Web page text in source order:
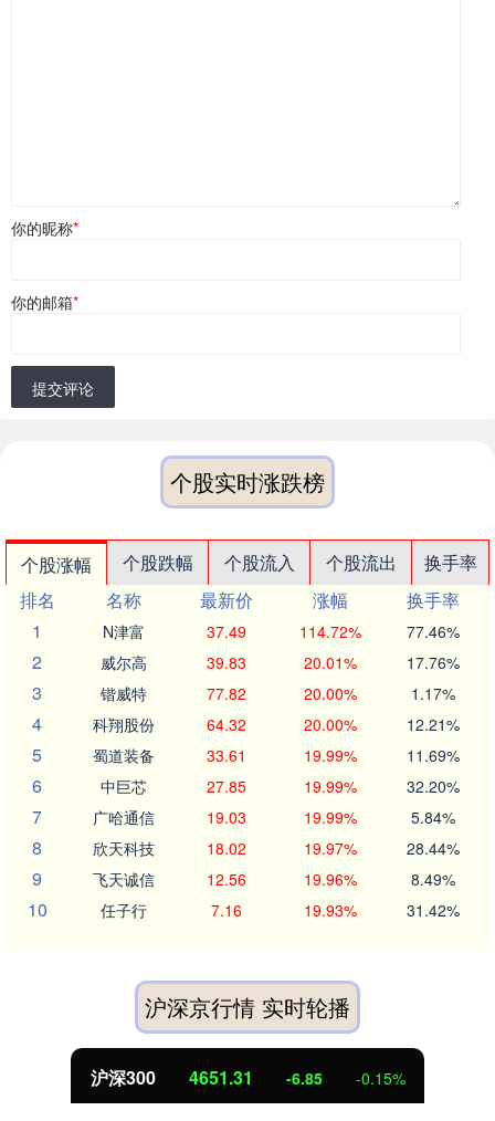
你的昵称*
你的邮箱*
提交评论
个股实时涨跌榜
个股涨幅 个股跌幅 个股流入 个股流出
换手率
排名
名称 最新价 涨幅
换手率
1
N津富 37.49 114.72% 77.46%
2 威尔高 39.83 20.01% 17.76%
3 锴威特 77.82 20.00% 1.17%
4 科翔股份 64.32 20.00% 12.21%
5 蜀道装备 33.61 19.99% 11.69%
6 中巨芯 27.85 19.99% 32.20%
7 广哈通信 19.03 19.99% 5.84%
8 欣天科技 18.02 19.97% 28.44%
9 飞天诚信 12.56 19.96% 8.49%
10 任子行 7.16 19.93% 31.42%
沪深京行情 实时轮播
北证50 1122.88 3.42 0.30%